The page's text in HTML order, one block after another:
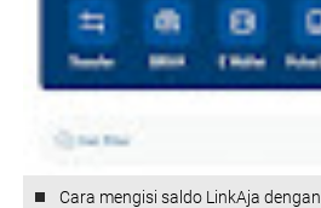
Cara mengisi saldo LinkAja dengan